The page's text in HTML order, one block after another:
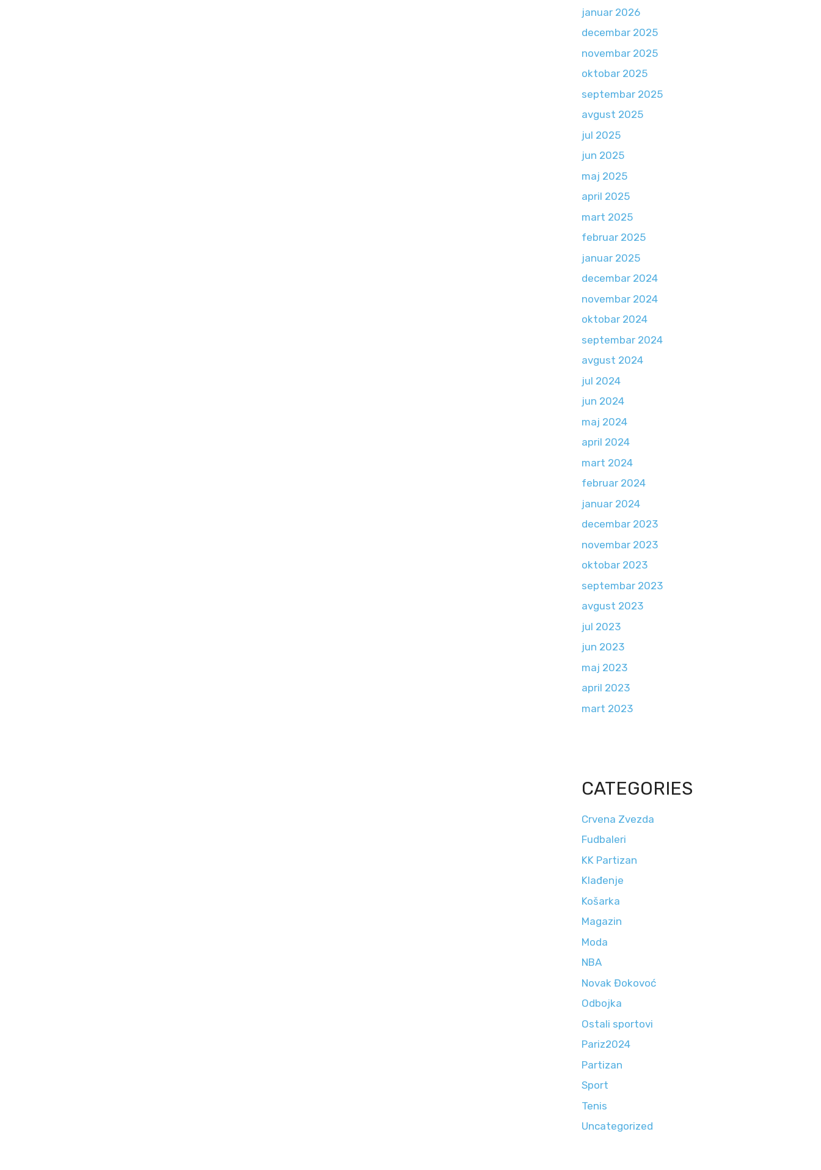
januar 2026
decembar 2025
novembar 2025
oktobar 2025
septembar 2025
avgust 2025
jul 2025
jun 2025
maj 2025
april 2025
mart 2025
februar 2025
januar 2025
decembar 2024
novembar 2024
oktobar 2024
septembar 2024
avgust 2024
jul 2024
jun 2024
maj 2024
april 2024
mart 2024
februar 2024
januar 2024
decembar 2023
novembar 2023
oktobar 2023
septembar 2023
avgust 2023
jul 2023
jun 2023
maj 2023
april 2023
mart 2023
CATEGORIES
Crvena Zvezda
Fudbaleri
KK Partizan
Klađenje
Košarka
Magazin
Moda
NBA
Novak Đokovoć
Odbojka
Ostali sportovi
Pariz2024
Partizan
Sport
Tenis
Uncategorized